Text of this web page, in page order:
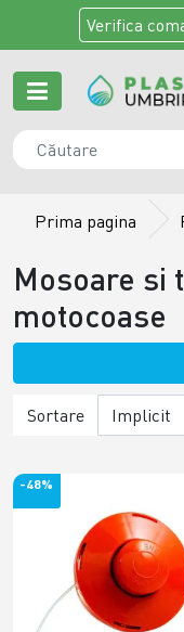
Verifica
Prima pagina
Mosoare si
motocoase
Sortare
-48%